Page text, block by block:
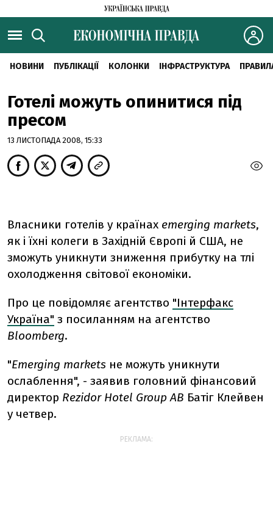
НОВИНИ ПУБЛІКАЦІЇ КОЛОНКИ ІНФРАСТРУКТУРА
Готелі можуть опинитися під
пресом
13 ЛИСТОПАДА 2008, 15:33
Власники готелів у країнах emerging markets,
як і їхні колеги в Західній Європі й США, не
зможуть уникнути зниження прибутку на тлі
охолодження світової економіки.
Про це повідомляє агентство "Інтерфакс
Україна" з посиланням на агентство
Bloomberg.
"Emerging markets не можуть уникнути
ослаблення", - заявив головний фінансовий
директор Rezidor Hotel Group AB Батіг Клейвен
у четвер.
РЕКЛАМА: